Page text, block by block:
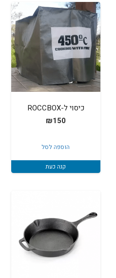
כיסוי ל-ROCCBOX
₪150
הוספה לסל
קנה כעת